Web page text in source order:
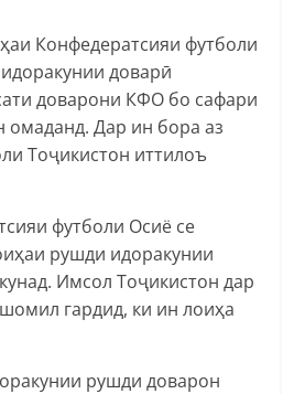
Конфедератсияи футболи
доварӣ
доварони КФО бо сафари
омаданд. Дар ин бора аз
Тоҷикистон иттилоъ
футболи Осиё се
рушди идоракунии
Имсол Тоҷикистон дар
гардид, ки ин лоиҳа
рушди доварон